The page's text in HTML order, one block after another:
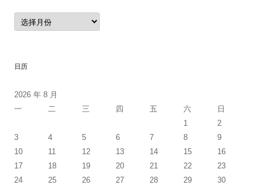
归
档
日历
2026 年 8 月
一
二 三 四 五 六
日
1
2
3
4 5 6 7 8
9
10
11 12 13 14 15
16
17
18 19 20 21 22
23
24
25 26 27 28 29
30